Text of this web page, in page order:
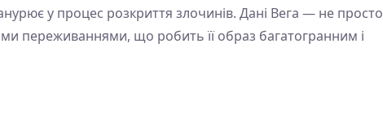
у процес розкриття злочинів. Дані Вега — не просто
переживаннями, що робить її образ багатогранним і